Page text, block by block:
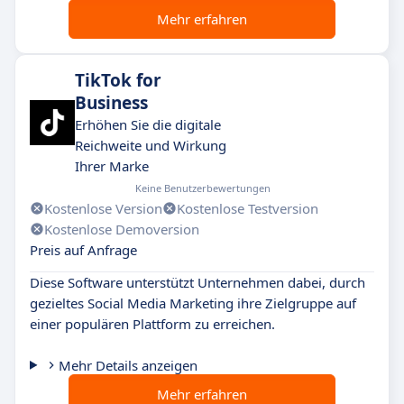
Mehr erfahren
TikTok for
Business
Erhöhen Sie die digitale
Reichweite und Wirkung
Ihrer Marke
Keine Benutzerbewertungen
Kostenlose Version
Kostenlose Testversion
Kostenlose Demoversion
Preis auf Anfrage
Diese Software unterstützt Unternehmen dabei, durch
gezieltes Social Media Marketing ihre Zielgruppe auf
einer populären Plattform zu erreichen.
Mehr Details anzeigen
Mehr erfahren